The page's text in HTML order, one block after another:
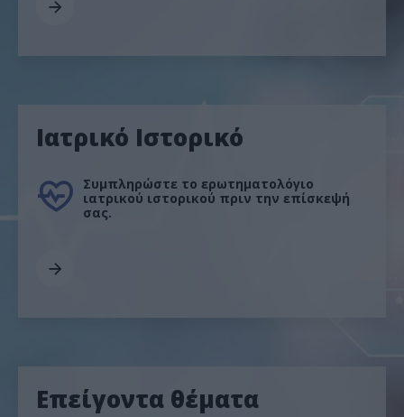
Ιατρικό Ιστορικό
Συμπληρώστε το ερωτηματολόγιο
ιατρικού ιστορικού πριν την επίσκεψή
σας.
Επείγοντα θέματα